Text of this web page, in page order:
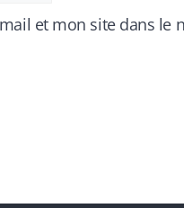
et mon site dans le